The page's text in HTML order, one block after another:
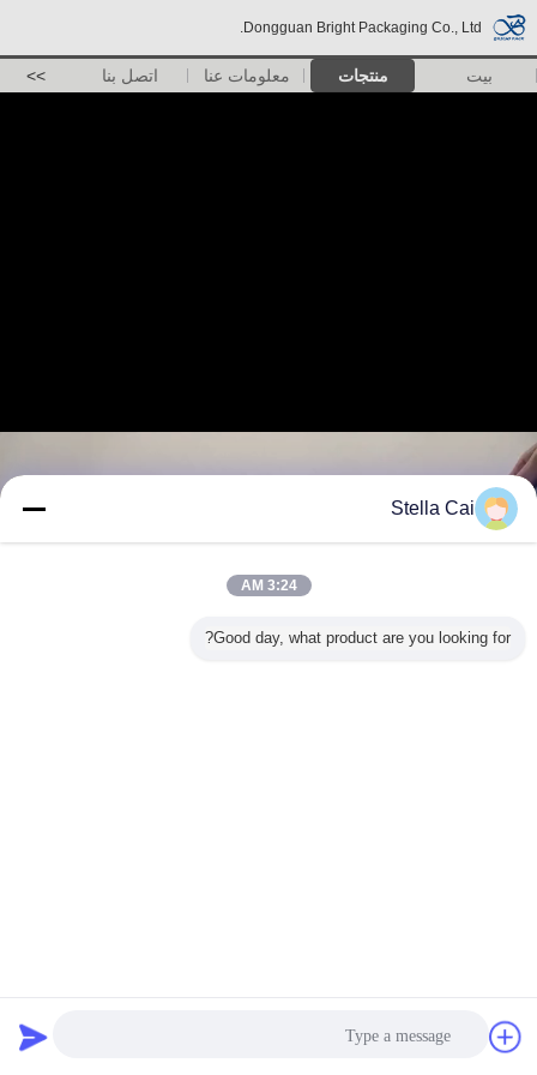
Dongguan Bright Packaging Co., Ltd.
بيت منتجات معلومات عنا اتصل بنا >>
Stella Cai
3:24 AM
Good day, what product are you looking for?